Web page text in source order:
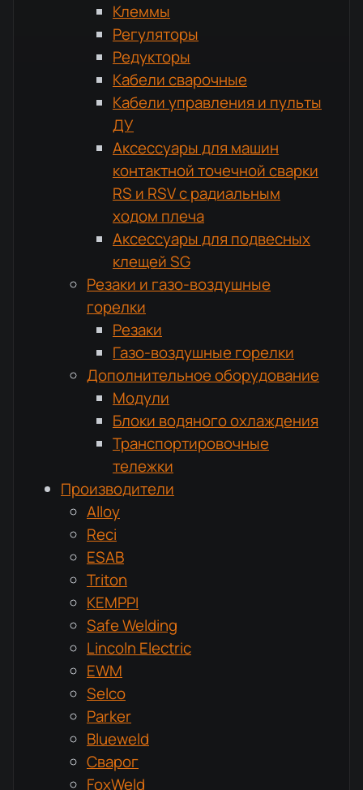
Клеммы
Регуляторы
Редукторы
Кабели сварочные
Кабели управления и пульты
ДУ
Аксессуары для машин
контактной точечной сварки
RS и RSV с радиальным
ходом плеча
Аксессуары для подвесных
клещей SG
Резаки и газо-воздушные
горелки
Резаки
Газо-воздушные горелки
Дополнительное оборудование
Модули
Блоки водяного охлаждения
Транспортировочные
тележки
Производители
Alloy
Reci
ESAB
Triton
KEMPPI
Safe Welding
Lincoln Electric
EWM
Selco
Parker
Blueweld
Сварог
FoxWeld